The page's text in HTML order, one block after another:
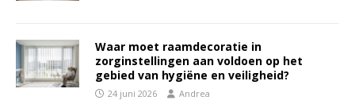
Waar moet raamdecoratie in
zorginstellingen aan voldoen op het
gebied van hygiëne en veiligheid?
24 juni 2026 Andrea